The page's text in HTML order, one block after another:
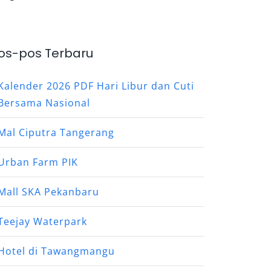
pos Terbaru
2026 PDF Hari Libur dan Cuti
Nasional
Ciputra Tangerang
Farm PIK
SKA Pekanbaru
Waterpark
di Tawangmangu